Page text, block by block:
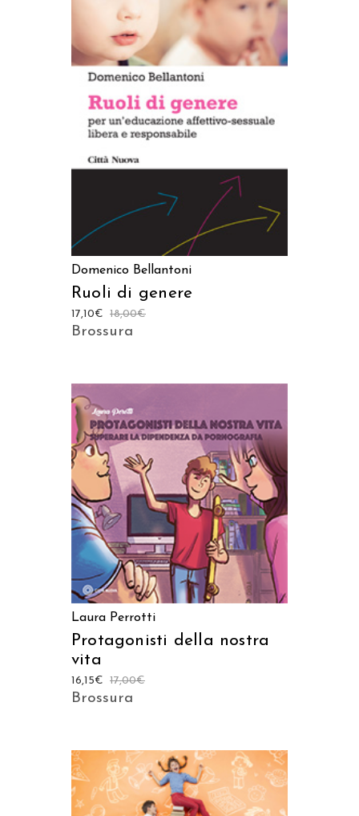
Domenico Bellantoni
Ruoli di genere
18,00€
17,10€
Brossura
AGGIUNGI AL CARRELLO
Laura Perrotti
Protagonisti della nostra
vita
17,00€
16,15€
Brossura